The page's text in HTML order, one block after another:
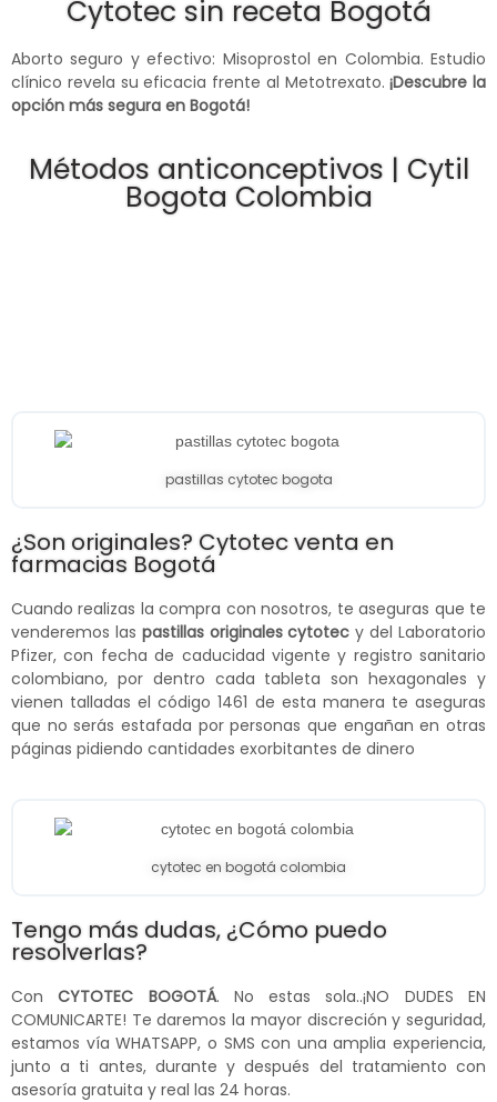
Cytotec sin receta Bogotá
Aborto seguro y efectivo: Misoprostol en Colombia. Estudio
clínico revela su eficacia frente al Metotrexato.¡Descubre la
opción más segura en Bogotá!
Métodos anticonceptivos | Cytil
Bogota Colombia
pastillas cytotec bogota
¿Son originales? Cytotec venta en
farmacias Bogotá
Cuando realizas la compra con nosotros, te aseguras que te
venderemos las pastillas originales cytotec y del Laboratorio
Pfizer, con fecha de caducidad vigente y registro sanitario
colombiano, por dentro cada tableta son hexagonales y
vienen talladas el código 1461 de esta manera te aseguras
que no serás estafada por personas que engañan en otras
páginas pidiendo cantidades exorbitantes de dinero
cytotec en bogotá colombia
Tengo más dudas, ¿Cómo puedo
resolverlas?
ConCYTOTEC BOGOTÁ. No estas sola..¡NO DUDES EN
COMUNICARTE! Te daremos la mayor discreción y seguridad,
estamos vía WHATSAPP, o SMS con una amplia experiencia,
junto a ti antes, durante y después del tratamiento con
asesoría gratuita y real las 24 horas.